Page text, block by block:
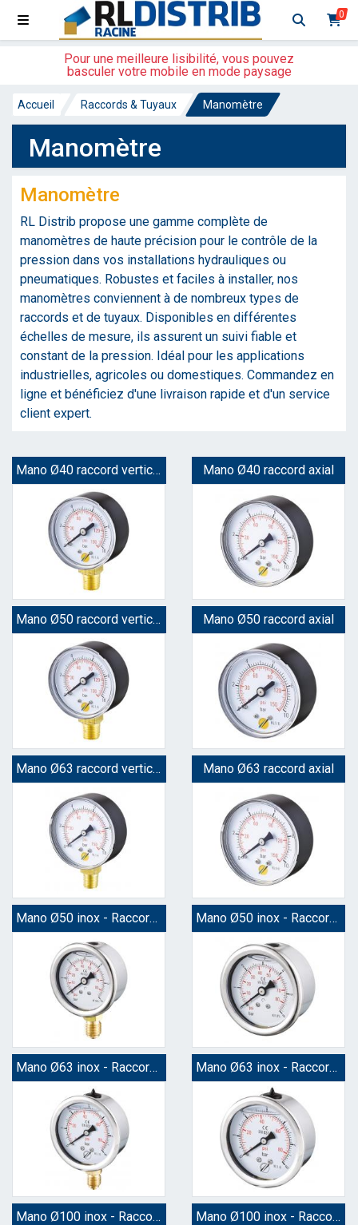
0
Pour une meilleure lisibilité, vous pouvez
basculer votre mobile en mode paysage
Accueil Raccords & Tuyaux Manomètre
Manomètre
Manomètre
RL Distrib propose une gamme complète de
manomètres de haute précision pour le contrôle de la
pression dans vos installations hydrauliques ou
pneumatiques. Robustes et faciles à installer, nos
manomètres conviennent à de nombreux types de
raccords et de tuyaux. Disponibles en différentes
échelles de mesure, ils assurent un suivi fiable et
constant de la pression. Idéal pour les applications
industrielles, agricoles ou domestiques. Commandez en
ligne et bénéficiez d'une livraison rapide et d'un service
client expert.
Mano Ø40 raccord vertical Mano Ø40 raccord axial
Mano Ø50 raccord vertical Mano Ø50 raccord axial
Mano Ø63 raccord vertical Mano Ø63 raccord axial
Mano Ø50 inox - Raccord vertical Mano Ø50 inox - Raccord axial
Mano Ø63 inox - Raccord vertical Mano Ø63 inox - Raccord axial
Mano Ø100 inox - Raccord vertical Mano Ø100 inox - Raccord axial